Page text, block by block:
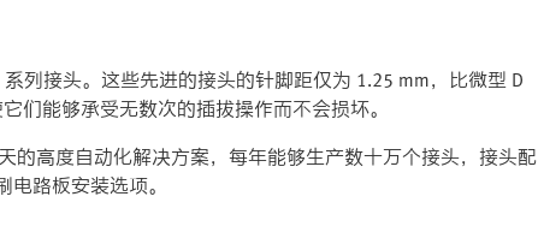
列接头。这些先进的接头的针脚距仅为 1.25 mm，比微型 D
们能够承受无数次的插拔操作而不会损坏。
的高度自动化解决方案，每年能够生产数十万个接头，接头配
路板安装选项。